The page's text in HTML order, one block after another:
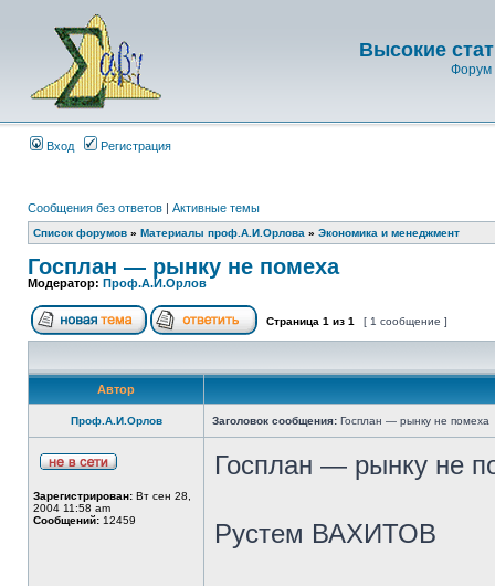
Высокие
Форум
Вход Регистрация
Сообщения без ответов | Активные темы
Список форумов » Материалы проф.А.И.Орлова » Экономика и менеджмент
Госплан — рынку не помеха
Модератор: Проф.А.И.Орлов
Страница 1 из 1 [ 1 сообщение ]
Автор
Проф.А.И.Орлов Заголовок сообщения: Госплан — рынку не помеха
Зарегистрирован: Вт сен 28,
2004 11:58 am
Сообщений: 12459
Госплан — рынку не
Рустем ВАХИТОВ